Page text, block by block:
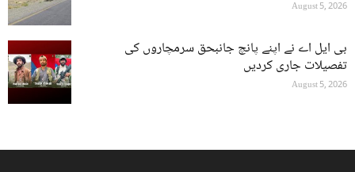
August 5, 2026
بی ایل اے نے اپنے پانچ جانبحق سرمچاروں کی
تفصیلات جاری کردیں
August 5, 2026